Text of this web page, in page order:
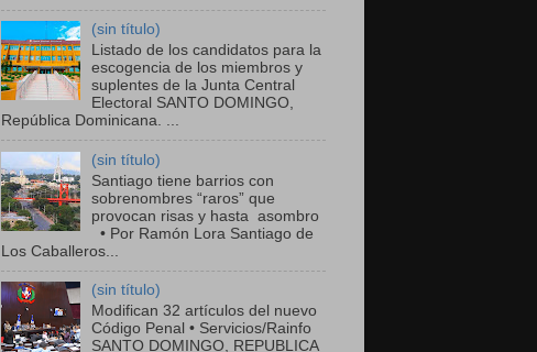
(sin título)
Listado de los candidatos para la
escogencia de los miembros y
suplentes de la Junta Central
Electoral SANTO DOMINGO,
República Dominicana. ...
(sin título)
Santiago tiene barrios con
sobrenombres “raros” que
provocan risas y hasta asombro
• Por Ramón Lora Santiago de
Los Caballeros...
(sin título)
Modifican 32 artículos del nuevo
Código Penal • Servicios/Rainfo
SANTO DOMINGO, REPUBLICA